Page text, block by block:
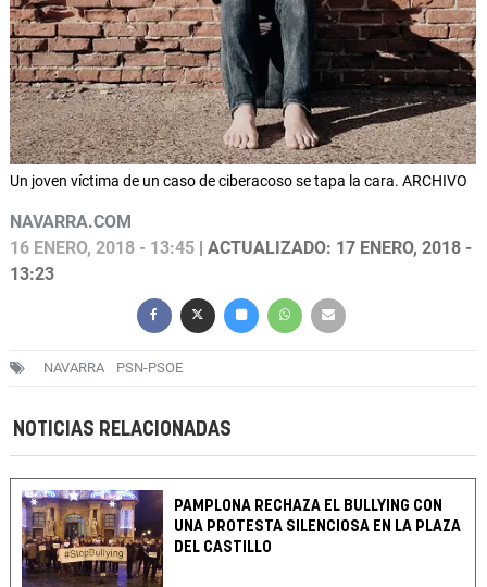
Un joven víctima de un caso de ciberacoso se tapa la cara. ARCHIVO
NAVARRA.COM
16 ENERO, 2018 - 13:45 | ACTUALIZADO: 17 ENERO, 2018 -
13:23
NAVARRA PSN-PSOE
NOTICIAS RELACIONADAS
PAMPLONA RECHAZA EL BULLYING CON
UNA PROTESTA SILENCIOSA EN LA PLAZA
DEL CASTILLO